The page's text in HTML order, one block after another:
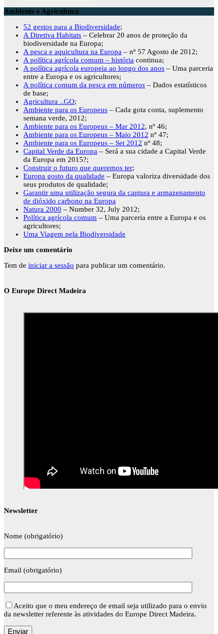
Ambiente e Agricultura
52 gestos para a Biodiversidade;
A Diretiva Habitats – Celebrar 20 anos de proteção da
biodiversidade na Europa;
A pesca e aquicultura na Europa – nº 57 Agosto de 2012;
A política agrícola comum – história continua;
A política agrícola europeia ao longo dos anos – Uma parceria
entre a Europa e os agricultores;
A política comum da pesca em números – Dados estatísticos
de base;
Agricultura ..GO;
Ambiente para os Europeus – Cada gota conta, suplemento
semana verde, 2012;
Ambiente para os Europeus – Mar 2012, nº 46;
Ambiente para os Europeus – Maio 2012 nº 47;
Ambiente para os Europeus – Set 2012 nº 48;
Capital Verde da Europa – Será a sua cidade a Capital Verde
da Europa em 2015?;
Construir o futuro que queremos ter;
Europa gosto da qualidade – Europa valoriza diversidade dos
seus produtos de qualidade;
Garantir uma utilização segura da captura e armazenamento
de dióxido carbono na Europa
Natura 2000 – Number 32, July 2012;
Política agrícola comum – Uma parceria entre a Europa e os
agricultores;
Uma Viagem pela Biodiversidade
Deixe um comentário
Tem de iniciar a sessão para publicar um comentário.
O Europe Direct Madeira
Newsletter
Nome (obrigatório)
Email (obrigatório)
Aceito que o meu endereço de email seja utilizado para o envio
da newsletter referente às atividades do Europe Direct Madeira.